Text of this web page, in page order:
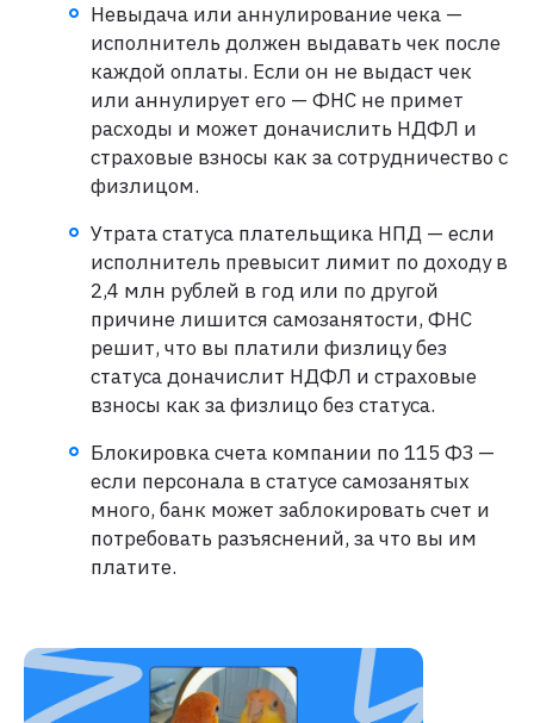
Невыдача или аннулирование чека —
исполнитель должен выдавать чек после
каждой оплаты. Если он не выдаст чек
или аннулирует его — ФНС не примет
расходы и может доначислить НДФЛ и
страховые взносы как за сотрудничество с
физлицом.
Утрата статуса плательщика НПД — если
исполнитель превысит лимит по доходу в
2,4 млн рублей в год или по другой
причине лишится самозанятости, ФНС
решит, что вы платили физлицу без
статуса доначислит НДФЛ и страховые
взносы как за физлицо без статуса.
Блокировка счета компании по 115 ФЗ —
если персонала в статусе самозанятых
много, банк может заблокировать счет и
потребовать разъяснений, за что вы им
платите.